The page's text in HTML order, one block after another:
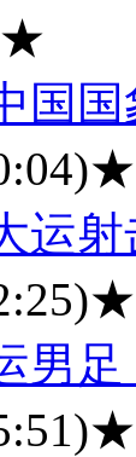
国
运
男